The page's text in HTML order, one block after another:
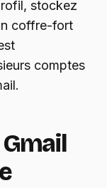
stockez
coffre-fort
comptes